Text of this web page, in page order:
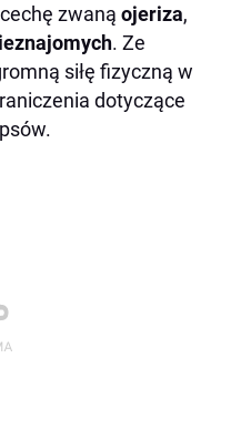
zwaną ojeriza,
. Ze
siłę fizyczną w
dotyczące